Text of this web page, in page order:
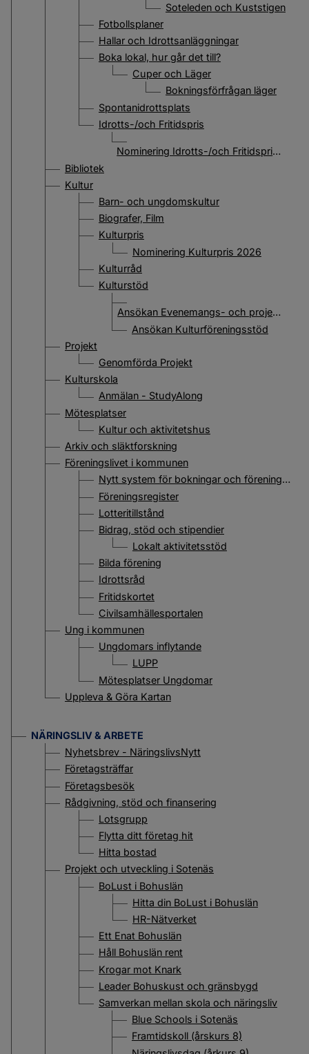
Soteleden och Kuststigen
Fotbollsplaner
Hallar och Idrottsanläggningar
Boka lokal, hur går det till?
Cuper och Läger
Bokningsförfrågan läger
Spontanidrottsplats
Idrotts-/och Fritidspris
Nominering Idrotts-/och Fritidspris 2026
Bibliotek
Kultur
Barn- och ungdomskultur
Biografer, Film
Kulturpris
Nominering Kulturpris 2026
Kulturråd
Kulturstöd
Ansökan Evenemangs- och projektstöd
Ansökan Kulturföreningsstöd
Projekt
Genomförda Projekt
Kulturskola
Anmälan - StudyAlong
Mötesplatser
Kultur och aktivitetshus
Arkiv och släktforskning
Föreningslivet i kommunen
Nytt system för bokningar och föreningsstöd
Föreningsregister
Lotteritillstånd
Bidrag, stöd och stipendier
Lokalt aktivitetsstöd
Bilda förening
Idrottsråd
Fritidskortet
Civilsamhällesportalen
Ung i kommunen
Ungdomars inflytande
LUPP
Mötesplatser Ungdomar
Uppleva & Göra Kartan
NÄRINGSLIV & ARBETE
Nyhetsbrev - NäringslivsNytt
Företagsträffar
Företagsbesök
Rådgivning, stöd och finansering
Lotsgrupp
Flytta ditt företag hit
Hitta bostad
Projekt och utveckling i Sotenäs
BoLust i Bohuslän
Hitta din BoLust i Bohuslän
HR-Nätverket
Ett Enat Bohuslän
Håll Bohuslän rent
Krogar mot Knark
Leader Bohuskust och gränsbygd
Samverkan mellan skola och näringsliv
Blue Schools i Sotenäs
Framtidskoll (årskurs 8)